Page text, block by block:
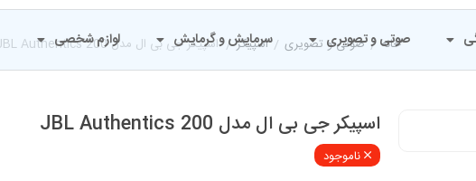
صوتی و تصویری سرمایش و گرمایش لوازم شخصی خانه /صوتی و تصویری /اسپیکر/ اسپیکر جی بی ال مدل JBL Authentics 200
اسپیکر جی بی ال مدل JBL Authentics 200
ناموجود